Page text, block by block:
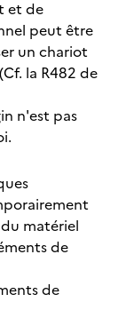
et de
peut être
un chariot
la R482 de
n'est pas
matériel
de
de